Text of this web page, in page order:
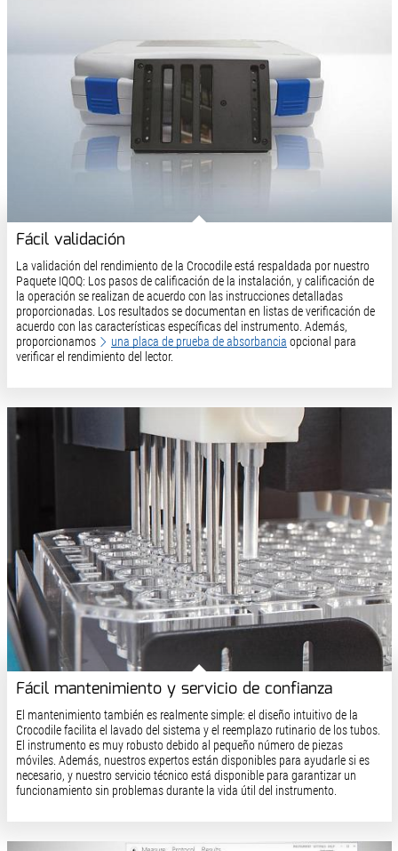
Fácil validación
La validación del rendimiento de la Crocodile está respaldada por nuestro
Paquete IQOQ: Los pasos de calificación de la instalación, y calificación de
la operación se realizan de acuerdo con las instrucciones detalladas
proporcionadas. Los resultados se documentan en listas de verificación de
acuerdo con las características específicas del instrumento. Además,
proporcionamos
una placa de prueba de absorbancia opcional para
verificar el rendimiento del lector.
Fácil mantenimiento y servicio de confianza
El mantenimiento también es realmente simple: el diseño intuitivo de la
Crocodile facilita el lavado del sistema y el reemplazo rutinario de los tubos.
El instrumento es muy robusto debido al pequeño número de piezas
móviles. Además, nuestros expertos están disponibles para ayudarle si es
necesario, y nuestro servicio técnico está disponible para garantizar un
funcionamiento sin problemas durante la vida útil del instrumento.